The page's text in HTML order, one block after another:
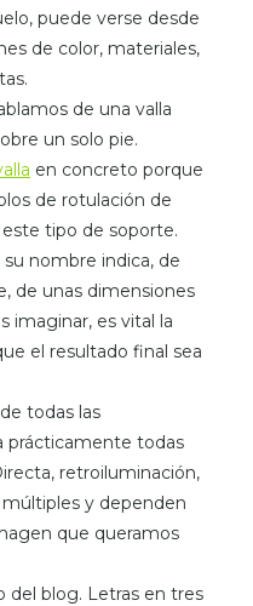
puede verse desde
de color, materiales,
de una valla
un solo pie.
en concreto porque
de rotulación de
tipo de soporte.
nombre indica, de
de unas dimensiones
imaginar, es vital la
el resultado final sea
todas las
prácticamente todas
retroiluminación,
y dependen
que queramos
del blog. Letras en tres